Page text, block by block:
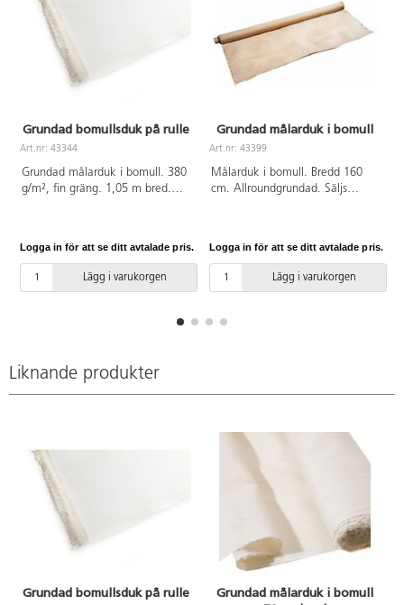
Grundad bomullsduk på rulle
Art.nr: 43344
Grundad målarduk i bomull. 380
g/m², fin gräng. 1,05 m bred.
Logga in för att se ditt avtalade pris.
Lägg i varukorgen
Grundad målarduk i bomull
Art.nr: 43399
Målarduk i bomull. Bredd 160
cm. Allroundgrundad. Säljs
Logga in för att se ditt avtalade pris.
Lägg i varukorgen
Liknande produkter
Grundad bomullsduk på rulle
Grundad målarduk i bomull